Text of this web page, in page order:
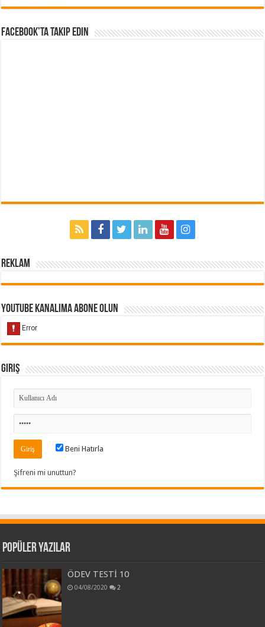
Facebook’ta Takip Edin
Reklam
Youtube Kanalıma Abone Olun
Giriş
Beni Hatırla
Şifreni mi unuttun?
Popüler Yazılar
ÖDEV TESTİ 10
04/08/2020 2